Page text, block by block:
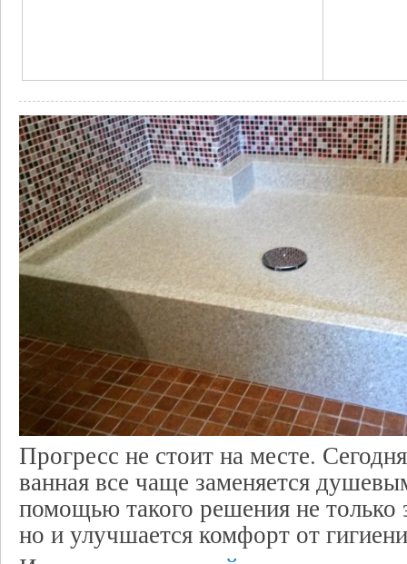
Прогресс не стоит на месте.
ванная все чаще заменяется
помощью такого решения не только
но и улучшается комфорт от